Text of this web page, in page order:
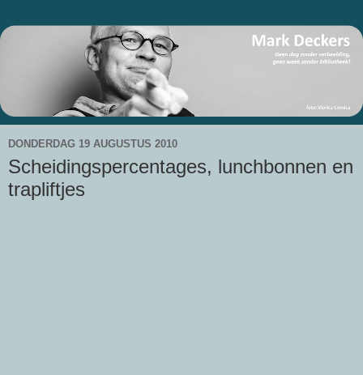
DONDERDAG 19 AUGUSTUS 2010
Scheidingspercentages, lunchbonnen en
trapliftjes